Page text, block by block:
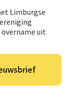
Limburgse
overname uit